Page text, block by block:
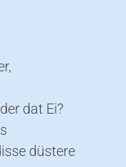
dat Ei?
düstere